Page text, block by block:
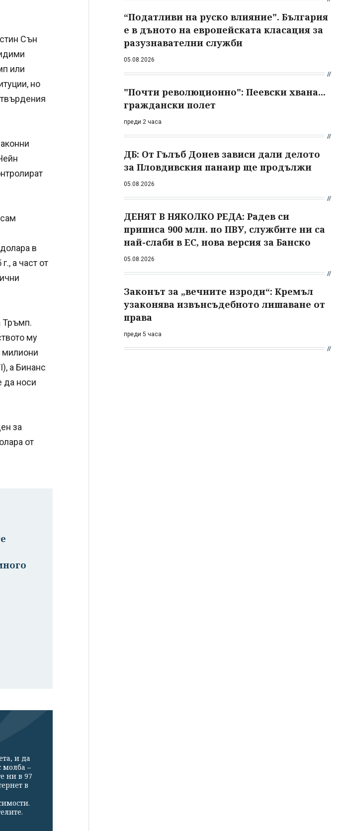
Сън
или
но
в
а част от
Тръмп.
му
милиони
а Бинанс
да носи
за
от
и да
молба –
ни в 97
в
“Податливи на руско влияние". България
е в дъното на европейската класация за
разузнавателни служби
05.08.2026
"Почти революционно": Пеевски хвана...
граждански полет
преди 2 часа
ДБ: От Гълъб Донев зависи дали делото
за Пловдивския панаир ще продължи
05.08.2026
ДЕНЯТ В НЯКОЛКО РЕДА: Радев си
приписа 900 млн. по ПВУ, службите ни са
най-слаби в ЕС, нова версия за Банско
05.08.2026
Законът за „вечните изроди“: Кремъл
узаконява извънсъдебното лишаване от
права
преди 5 часа